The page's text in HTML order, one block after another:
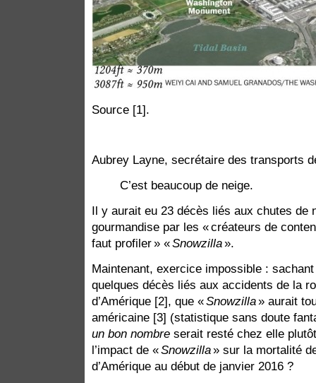
Source [1].
Aubrey Layne, secrétaire des transports
C’est beaucoup de neige.
Il y aurait eu 23 décès liés aux chutes de
gourmandise par les « créateurs de
faut profiler » «Snowzilla».
Maintenant, exercice impossible : sachant
quelques décès liés aux accidents de la
d’Amérique [2], que «Snowzilla» aurait
américaine [3] (statistique sans doute
un bon nombre serait resté chez elle
l’impact de «Snowzilla» sur la mortalité
d’Amérique au début de janvier 2016 ?